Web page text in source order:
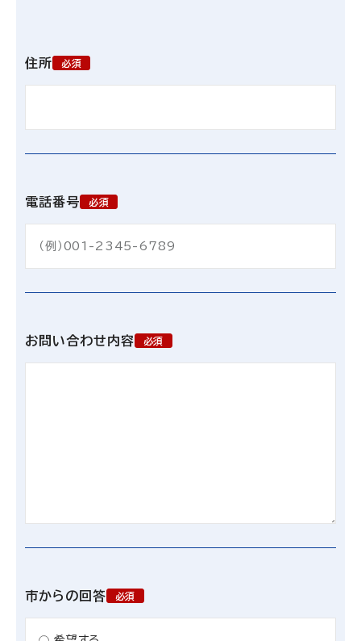
住所 必須
電話番号 必須
お問い合わせ内容 必須
市からの回答 必須